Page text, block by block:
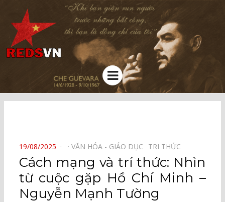
Kênh chia sẻ tri thức cộng đồng
Menu
POSTED
ON
19/08/2025 VĂN HÓA - GIÁO DỤC⠀ TRI THỨC⠀
Cách mạng và trí thức: Nhìn
từ cuộc gặp Hồ Chí Minh –
Nguyễn Mạnh Tường